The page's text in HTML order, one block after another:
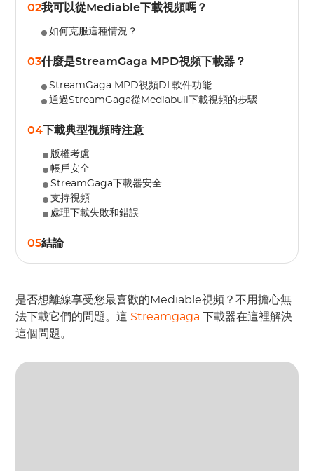
02我可以從Mediable下載視頻嗎？
如何克服這種情況？
03什麼是StreamGaga MPD視頻下載器？
StreamGaga MPD視頻DL軟件功能
通過StreamGaga從Mediabull下載視頻的步驟
04 下載典型視頻時注意
版權考慮
帳戶安全
StreamGaga下載器安全
支持視頻
處理下載失敗和錯誤
05結論
是否想離線享受您最喜歡的Mediable視頻？不用擔心無
法下載它們的問題。這 Streamgaga
下載器在這裡解決
這個問題。